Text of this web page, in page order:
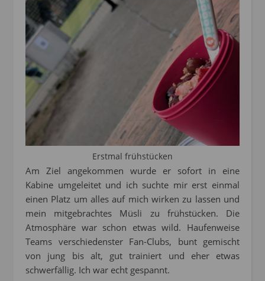
Erstmal frühstücken
Am Ziel angekommen wurde er sofort in eine
Kabine umgeleitet und ich suchte mir erst einmal
einen Platz um alles auf mich wirken zu lassen und
mein mitgebrachtes Müsli zu frühstücken. Die
Atmosphäre war schon etwas wild. Haufenweise
Teams verschiedenster Fan-Clubs, bunt gemischt
von jung bis alt, gut trainiert und eher etwas
schwerfällig. Ich war echt gespannt.